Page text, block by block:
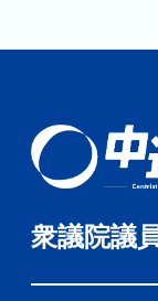
衆議院議